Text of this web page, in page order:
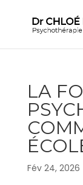
LA
Fév 24, 2026